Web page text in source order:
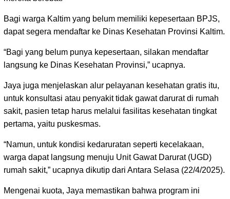
Bagi warga Kaltim yang belum memiliki kepesertaan BPJS,
dapat segera mendaftar ke Dinas Kesehatan Provinsi Kaltim.
“Bagi yang belum punya kepesertaan, silakan mendaftar
langsung ke Dinas Kesehatan Provinsi,” ucapnya.
Jaya juga menjelaskan alur pelayanan kesehatan gratis itu,
untuk konsultasi atau penyakit tidak gawat darurat di rumah
sakit, pasien tetap harus melalui fasilitas kesehatan tingkat
pertama, yaitu puskesmas.
“Namun, untuk kondisi kedaruratan seperti kecelakaan,
warga dapat langsung menuju Unit Gawat Darurat (UGD)
rumah sakit,” ucapnya dikutip dari Antara Selasa (22/4/2025).
Mengenai kuota, Jaya memastikan bahwa program ini